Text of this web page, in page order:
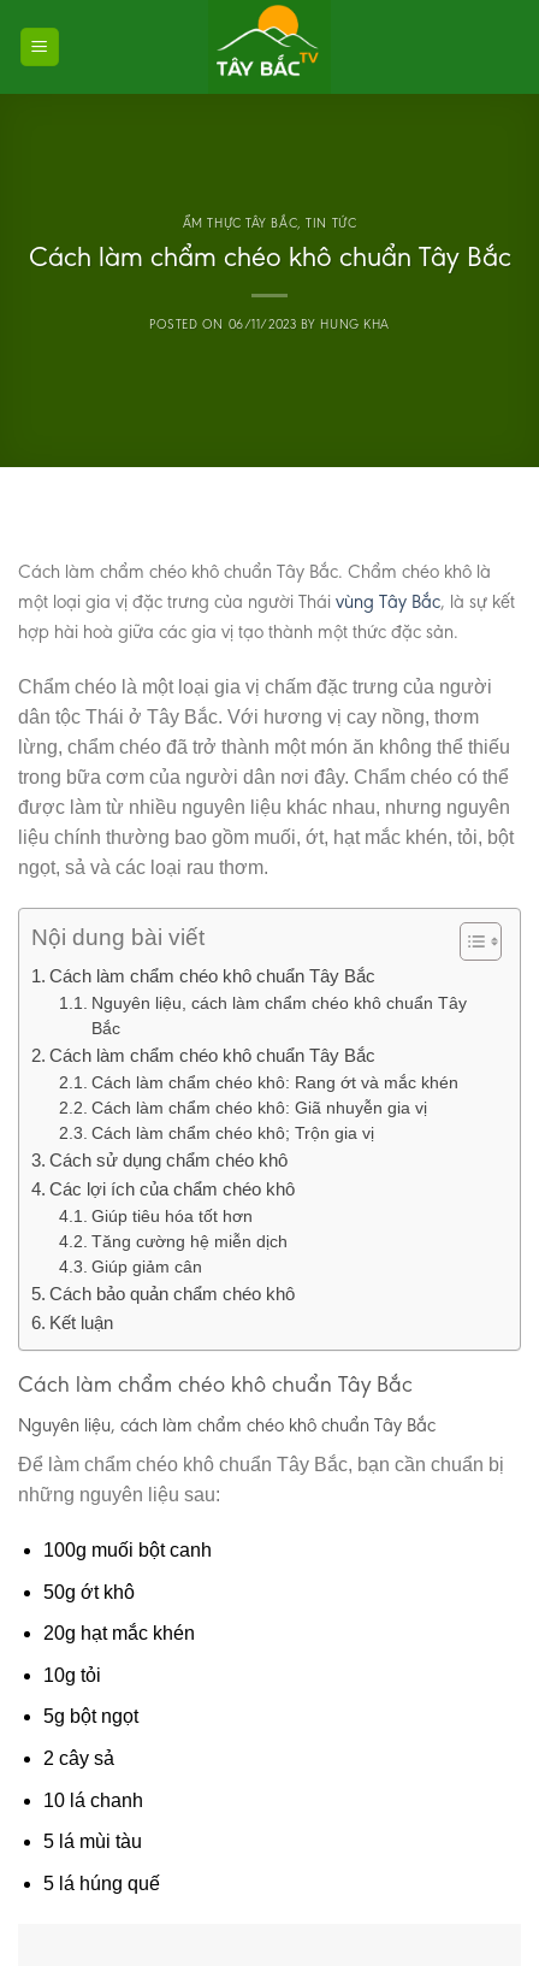
ẨM THỰC TÂY BẮC,TIN TỨC
Cách làm chẩm chéo khô chuẩn Tây Bắc
POSTED ON 06/11/2023 BY HUNG KHA
Cách làm chẩm chéo khô chuẩn Tây Bắc. Chẩm chéo khô là
một loại gia vị đặc trưng của người Thái vùng Tây Bắc, là sự kết
hợp hài hoà giữa các gia vị tạo thành một thức đặc sản.
Chẩm chéo là một loại gia vị chấm đặc trưng của người
dân tộc Thái ở Tây Bắc. Với hương vị cay nồng, thơm
lừng, chẩm chéo đã trở thành một món ăn không thể thiếu
trong bữa cơm của người dân nơi đây. Chẩm chéo có thể
được làm từ nhiều nguyên liệu khác nhau, nhưng nguyên
liệu chính thường bao gồm muối, ớt, hạt mắc khén, tỏi, bột
ngọt, sả và các loại rau thơm.
Nội dung bài viết
Cách làm chẩm chéo khô chuẩn Tây Bắc
Nguyên liệu, cách làm chẩm chéo khô chuẩn Tây
Bắc
Cách làm chẩm chéo khô chuẩn Tây Bắc
Cách làm chẩm chéo khô: Rang ớt và mắc khén
Cách làm chẩm chéo khô: Giã nhuyễn gia vị
Cách làm chẩm chéo khô; Trộn gia vị
Cách sử dụng chẩm chéo khô
Các lợi ích của chẩm chéo khô
Giúp tiêu hóa tốt hơn
Tăng cường hệ miễn dịch
Giúp giảm cân
Cách bảo quản chẩm chéo khô
Kết luận
Cách làm chẩm chéo khô chuẩn Tây Bắc
Nguyên liệu, cách làm chẩm chéo khô chuẩn Tây Bắc
Để làm chẩm chéo khô chuẩn Tây Bắc, bạn cần chuẩn bị
những nguyên liệu sau:
100g muối bột canh
50g ớt khô
20g hạt mắc khén
10g tỏi
5g bột ngọt
2 cây sả
10 lá chanh
5 lá mùi tàu
5 lá húng quế